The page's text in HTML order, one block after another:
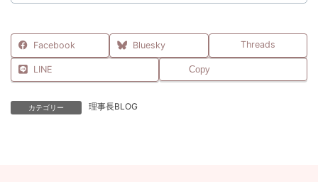
Facebook Bluesky Threads
LINE Copy
カテゴリー 理事長BLOG